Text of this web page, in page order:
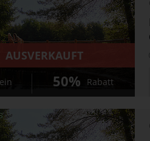
AUSVERKAUFT
50% Rabatt